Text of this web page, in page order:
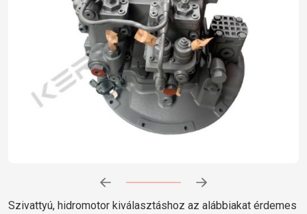
Szivattyú, hidromotor kiválasztáshoz az alábbiakat érdemes